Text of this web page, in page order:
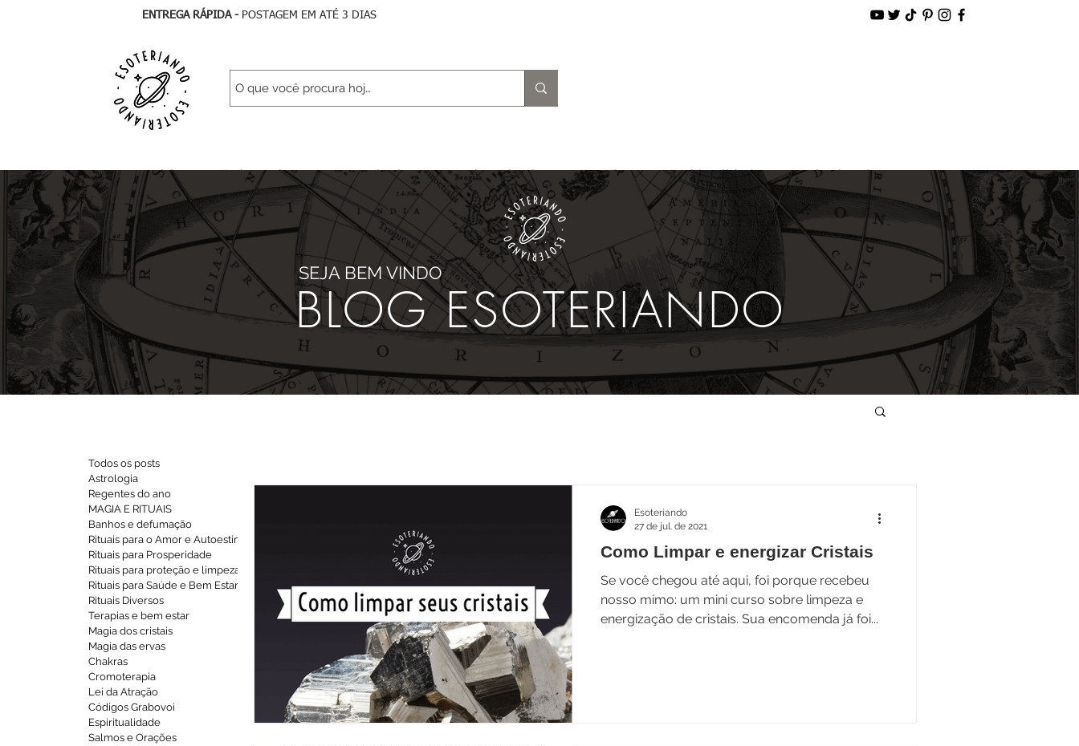
ENTREGA RÁPIDA - POSTAGEM EM ATÉ 3 DIAS
Início Todos Artigos Astrologia Magia e Rituais Terapias Espiritualidade Loja Virtual
BLOG ESOTERIANDO
SEJA BEM VINDO
Todos os posts
Astrologia
Regentes do ano
MAGIA E RITUAIS
Banhos e defumação
Rituais para o Amor e Autoestima
Rituais para Prosperidade
Rituais para proteção e limpeza
Rituais para Saúde e Bem Estar
Rituais Diversos
Terapias e bem estar
Magia dos cristais
Magia das ervas
Chakras
Cromoterapia
Lei da Atração
Códigos Grabovoi
Espiritualidade
Salmos e Orações
Como Limpar e energizar Cristais
Se você chegou até aqui, foi porque recebeu
nosso mimo: um mini curso sobre limpeza e
energização de cristais. Sua encomenda já foi...
Esoteriando
27 de jul. de 2021